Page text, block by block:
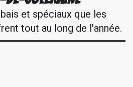
et spéciaux que les
tout au long de l'année.